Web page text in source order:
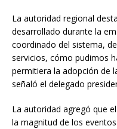
La autoridad regional
desarrollado durante la
coordinado del sistema,
servicios, cómo pudimos
permitiera la adopción de
señaló el delegado
La autoridad agregó que
la magnitud de los